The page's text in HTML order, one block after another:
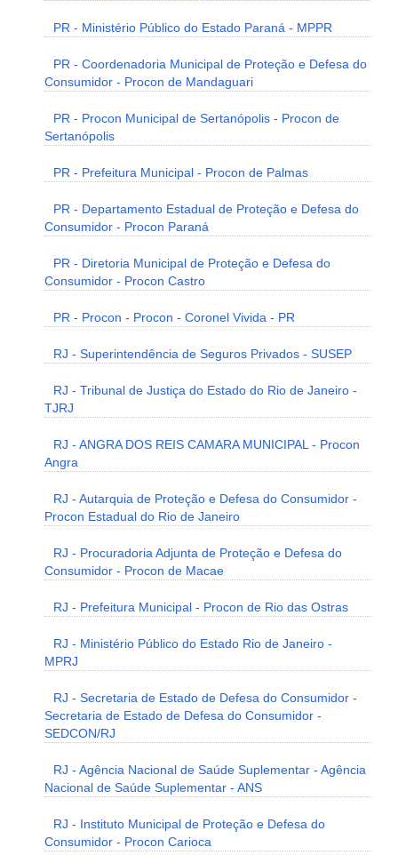
PR - Ministério Público do Estado Paraná - MPPR
PR - Coordenadoria Municipal de Proteção e Defesa do
Consumidor - Procon de Mandaguari
PR - Procon Municipal de Sertanópolis - Procon de
Sertanópolis
PR - Prefeitura Municipal - Procon de Palmas
PR - Departamento Estadual de Proteção e Defesa do
Consumidor - Procon Paraná
PR - Diretoria Municipal de Proteção e Defesa do
Consumidor - Procon Castro
PR - Procon - Procon - Coronel Vivida - PR
RJ - Superintendência de Seguros Privados - SUSEP
RJ - Tribunal de Justiça do Estado do Rio de Janeiro -
TJRJ
RJ - ANGRA DOS REIS CAMARA MUNICIPAL - Procon
Angra
RJ - Autarquia de Proteção e Defesa do Consumidor -
Procon Estadual do Rio de Janeiro
RJ - Procuradoria Adjunta de Proteção e Defesa do
Consumidor - Procon de Macae
RJ - Prefeitura Municipal - Procon de Rio das Ostras
RJ - Ministério Público do Estado Rio de Janeiro -
MPRJ
RJ - Secretaria de Estado de Defesa do Consumidor -
Secretaria de Estado de Defesa do Consumidor -
SEDCON/RJ
RJ - Agência Nacional de Saúde Suplementar - Agência
Nacional de Saúde Suplementar - ANS
RJ - Instituto Municipal de Proteção e Defesa do
Consumidor - Procon Carioca